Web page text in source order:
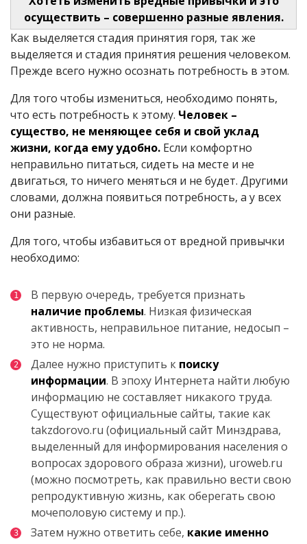
осуществить – совершенно разные явления.
Как выделяется стадия принятия горя, так же
выделяется и стадия принятия решения человеком.
Прежде всего нужно осознать потребность в этом.
Для того чтобы измениться, необходимо понять,
что есть потребность к этому. Человек –
существо, не меняющее себя и свой уклад
жизни, когда ему удобно. Если комфортно
неправильно питаться, сидеть на месте и не
двигаться, то ничего меняться и не будет. Другими
словами, должна появиться потребность, а у всех
они разные.
Для того, чтобы избавиться от вредной привычки
необходимо:
В первую очередь, требуется признать
наличие проблемы. Низкая физическая
активность, неправильное питание, недосып –
это не норма.
Далее нужно приступить к поиску
информации. В эпоху Интернета найти любую
информацию не составляет никакого труда.
Существуют официальные сайты, такие как
takzdorovo.ru (официальный сайт Минздрава,
выделенный для информирования населения о
вопросах здорового образа жизни), uroweb.ru
(можно посмотреть, как правильно вести свою
репродуктивную жизнь, как оберегать свою
мочеполовую систему и пр.).
Затем нужно ответить себе, какие именно